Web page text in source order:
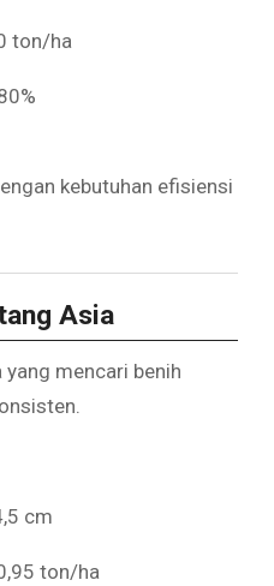
ton/ha
kebutuhan efisiensi
Asia
mencari benih
cm
ton/ha